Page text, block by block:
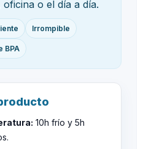
oficina o el día a día.
Irrompible
BPA
10h frío y 5h